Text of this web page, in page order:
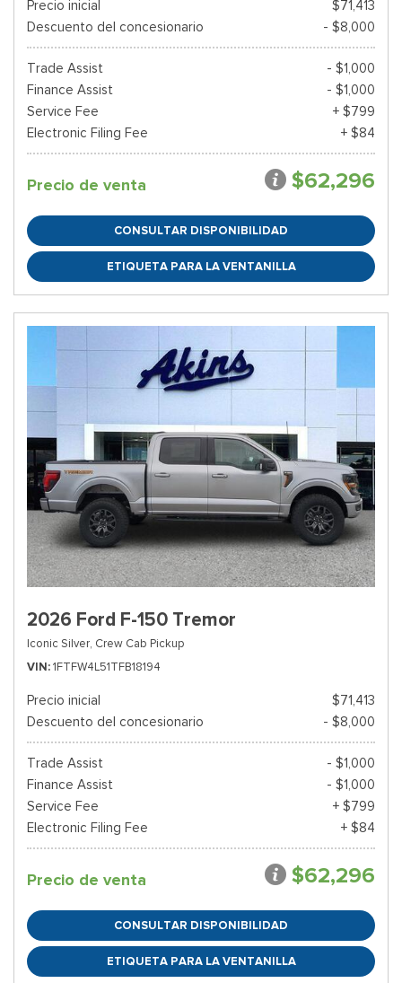
Precio inicial
$71,413
Descuento del concesionario
- $8,000
Trade Assist
- $1,000
Finance Assist
- $1,000
Service Fee
+ $799
Electronic Filing Fee
+ $84
Precio de venta $62,296
CONSULTAR DISPONIBILIDAD
ETIQUETA PARA LA VENTANILLA
2026 Ford F-150 Tremor
Iconic Silver, Crew Cab Pickup
VIN 1FTFW4L51TFB18194
Precio inicial
$71,413
Descuento del concesionario
- $8,000
Trade Assist
- $1,000
Finance Assist
- $1,000
Service Fee
+ $799
Electronic Filing Fee
+ $84
Precio de venta $62,296
CONSULTAR DISPONIBILIDAD
ETIQUETA PARA LA VENTANILLA